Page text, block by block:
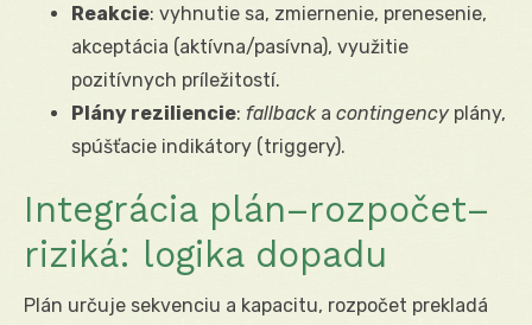
Reakcie: vyhnutie sa, zmiernenie, prenesenie,
akceptácia (aktívna/pasívna), využitie
pozitívnych príležitostí.
Plány reziliencie: fallbacka contingency plány,
spúšťacie indikátory (triggery).
Integrácia plán–rozpočet–
riziká: logika dopadu
Plán určuje sekvenciu a kapacitu, rozpočet prekladá